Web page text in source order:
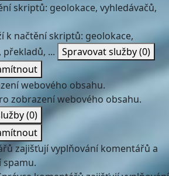
skriptů: geolokace, vyhledávačů,
k načtění skriptů: geolokace,
překladů, ... Spravovat služby(0)
webového obsahu.
zobrazení webového obsahu.
(0)
zajišťují vyplňování komentářů a